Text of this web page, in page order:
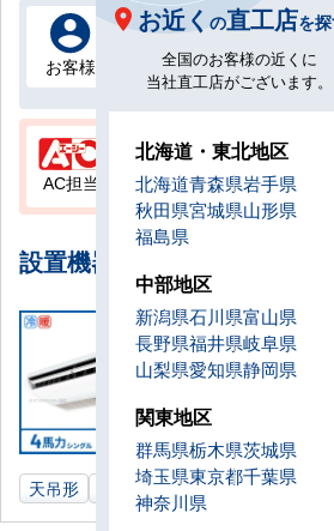
お客様
施工業者さんが、とて
対応してくださったの
様にお願いしてよかっ
AC担当
天井吊形 業務用エアコ
を設置いたしました。
設置機器一覧
天井吊形 業務用エ
設置数：1式
天吊形 4馬力 塾教室 山梨県 業
お近く の直工店を
全国のお客様の近くに
当社直工店がございます。
北海道・東北地区
北海道青森県岩手県
秋田県宮城県山形県
福島県
中部地区
新潟県石川県富山県
長野県福井県岐阜県
山梨県愛知県静岡県
関東地区
群馬県栃木県茨城県
埼玉県東京都千葉県
神奈川県